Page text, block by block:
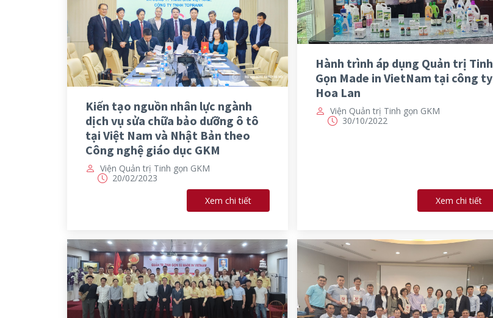
Kiến tạo nguồn nhân lực ngành
dịch vụ sửa chữa bảo dưỡng ô tô
tại Việt Nam và Nhật Bản theo
Công nghệ giáo dục GKM
Viện Quản trị Tinh gọn GKM
20/02/2023
Xem chi tiết
Hành trình áp dụng Quản trị Tinh
Gọn Made in VietNam tại công ty
Hoa Lan
Viện Quản trị Tinh gọn GKM
30/10/2022
Xem chi tiết